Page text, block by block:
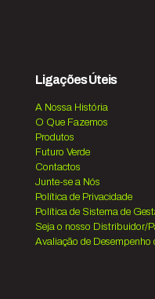
Ligações Úteis
A Nossa História
O Que Fazemos
Produtos
Futuro Verde
Contactos
Junte-se a Nós
Política de Privacidade
Política de Sistema de
Seja o nosso Distribuidor/
Avaliação de Desempenho